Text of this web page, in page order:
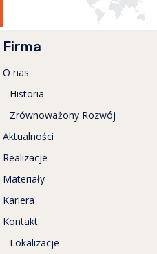
Firma
O nas
Historia
Zrównoważony Rozwój
Aktualności
Realizacje
Materiały
Kariera
Kontakt
Lokalizacje